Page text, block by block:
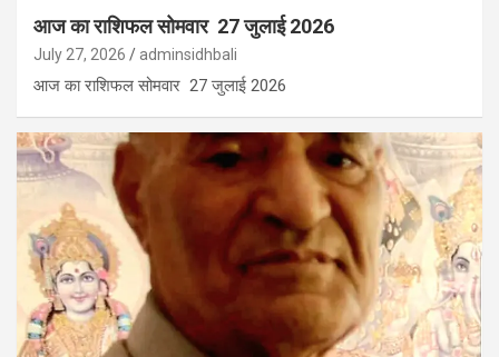
आज का राशिफल सोमवार 27 जुलाई 2026
July 27, 2026 adminsidhbali
आज का राशिफल सोमवार 27 जुलाई 2026